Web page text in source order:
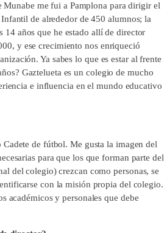
me fui a Pamplona para dirigir el
de alrededor de 450 alumnos; la
14 años que he estado allí de director
y ese crecimiento nos enriqueció
Ya sabes lo que es estar al frente
Gaztelueta es un colegio de mucho
e influencia en el mundo educativo
de fútbol. Me gusta la imagen del
para que los que forman parte del
del colegio) crezcan como personas, se
con la misión propia del colegio.
académicos y personales que debe